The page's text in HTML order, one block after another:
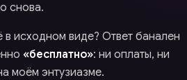
снова.
в исходном виде? Ответ банален
«бесплатно»: ни оплаты, ни
моём энтузиазме.